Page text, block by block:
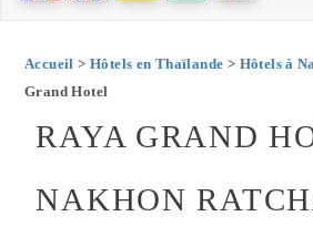
Accueil > Hôtels en Thaïlande > Hôtels à
Grand Hotel
RAYA GRAND
NAKHON